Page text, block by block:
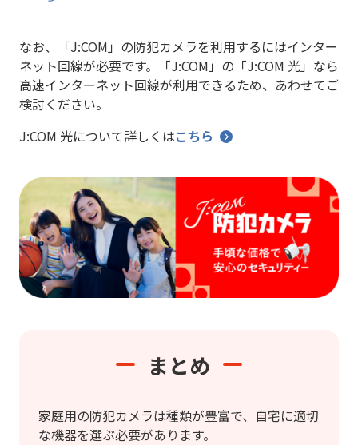
なお、「J:COM」の防犯カメラを利用するにはインター
ネット回線が必要です。「J:COM」の「J:COM 光」なら
高速インターネット回線が利用できるため、あわせてご
検討ください。
J:COM 光について詳しくはこちら
まとめ
家庭用の防犯カメラは種類が豊富で、自宅に適切
な機器を選ぶ必要があります。